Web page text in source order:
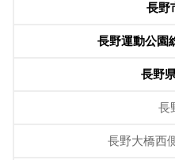
長野
長野運動公園
長野
長
長野大橋西